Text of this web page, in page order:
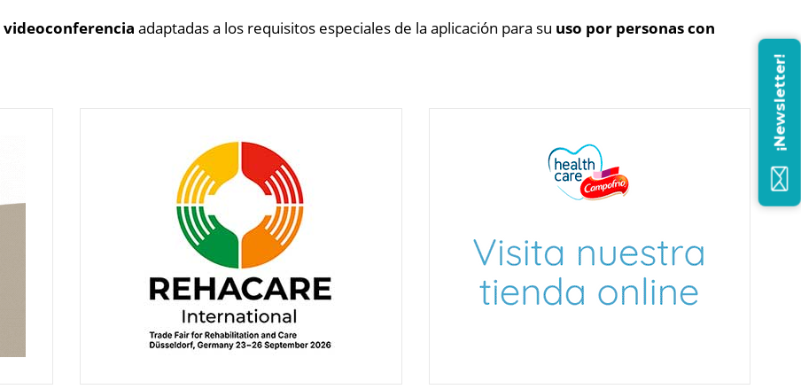
videoconferencia adaptadas a los requisitos especiales de la aplicación para su uso por personas con
¡Newsletter!